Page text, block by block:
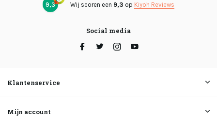
9,3 Wij scoren een 9,3 op Kiyoh Reviews
Social media
Klantenservice
Mijn account